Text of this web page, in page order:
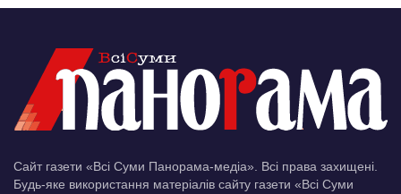
Сайт газети «Всі Суми Панорама-медіа». Всі права захищені.
Будь-яке використання матеріалів сайту газети «Всі Суми